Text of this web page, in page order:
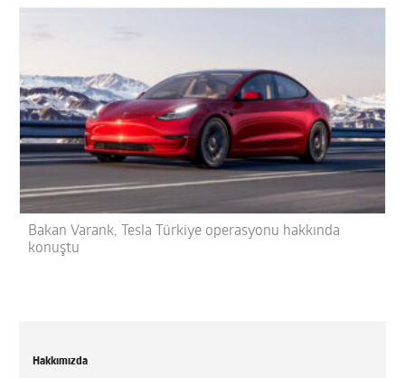
Bakan Varank, Tesla Türkiye operasyonu hakkında
konuştu
Hakkımızda